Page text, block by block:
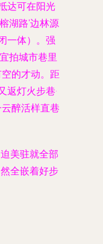
达可在阳光
湖路'边林源
一体）。强
拍城市巷里
的才动。距
返灯火步巷·
醉活样直巷
美驻就全部
全嵌着好步